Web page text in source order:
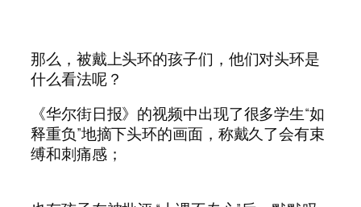
那么，被戴上头环的孩子们，他们对头环是
什么看法呢？
《华尔街日报》的视频中出现了很多学生“如
释重负”地摘下头环的画面，称戴久了会有束
缚和刺痛感；